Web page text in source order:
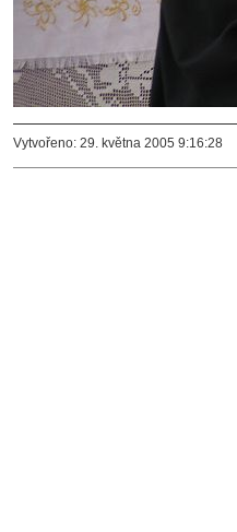
Vytvořeno: 29. května 2005 9:16:28